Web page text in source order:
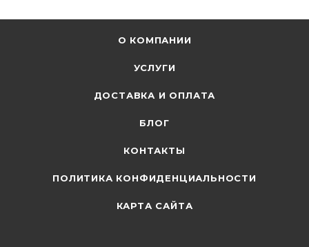
О КОМПАНИИ
УСЛУГИ
ДОСТАВКА И ОПЛАТА
БЛОГ
КОНТАКТЫ
ПОЛИТИКА КОНФИДЕНЦИАЛЬНОСТИ
КАРТА САЙТА